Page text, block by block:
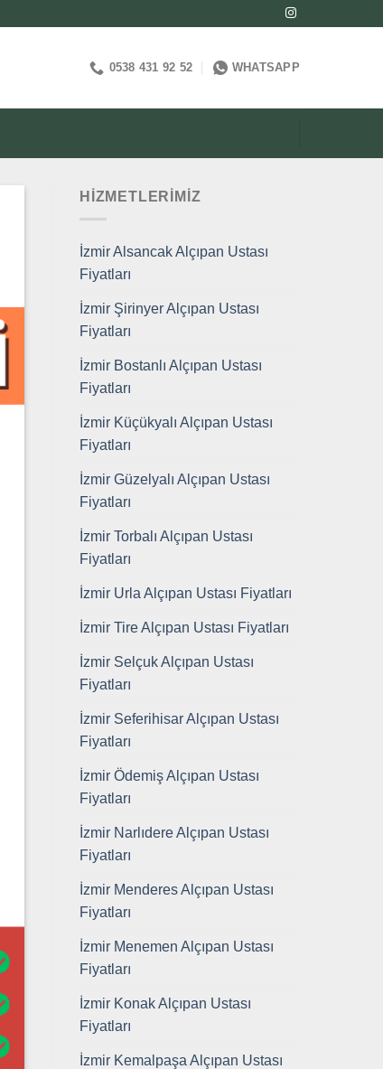
0538 431 92 52 WHATSAPP
HIZMETLERIMIZ
İzmir Alsancak Alçıpan Ustası
Fiyatları
İzmir Şirinyer Alçıpan Ustası
Fiyatları
İzmir Bostanlı Alçıpan Ustası
Fiyatları
İzmir Küçükyalı Alçıpan Ustası
Fiyatları
İzmir Güzelyalı Alçıpan Ustası
Fiyatları
İzmir Torbalı Alçıpan Ustası
Fiyatları
İzmir Urla Alçıpan Ustası Fiyatları
İzmir Tire Alçıpan Ustası Fiyatları
İzmir Selçuk Alçıpan Ustası
Fiyatları
İzmir Seferihisar Alçıpan Ustası
Fiyatları
İzmir Ödemiş Alçıpan Ustası
Fiyatları
İzmir Narlıdere Alçıpan Ustası
Fiyatları
İzmir Menderes Alçıpan Ustası
Fiyatları
İzmir Menemen Alçıpan Ustası
Fiyatları
İzmir Konak Alçıpan Ustası
Fiyatları
İzmir Kemalpaşa Alçıpan Ustası